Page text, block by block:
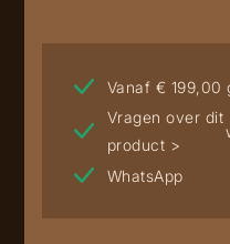
Vanaf € 199,00
Vragen over dit
product >
WhatsApp